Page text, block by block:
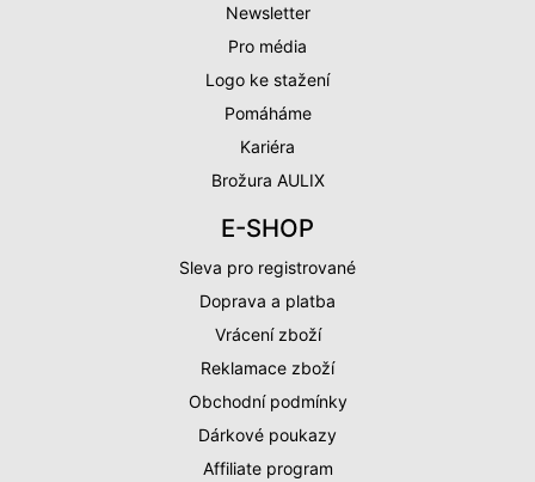
Newsletter
Pro média
Logo ke stažení
Pomáháme
Kariéra
Brožura AULIX
E-SHOP
Sleva pro registrované
Doprava a platba
Vrácení zboží
Reklamace zboží
Obchodní podmínky
Dárkové poukazy
Affiliate program